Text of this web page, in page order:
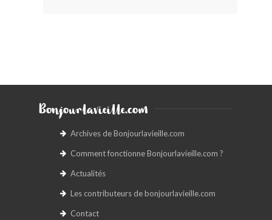
Bonjourlavieille.com
Archives de Bonjourlavieille.com
Comment fonctionne Bonjourlavieille.com ?
Actualités
Les contributeurs de bonjourlavieille.com
Contact